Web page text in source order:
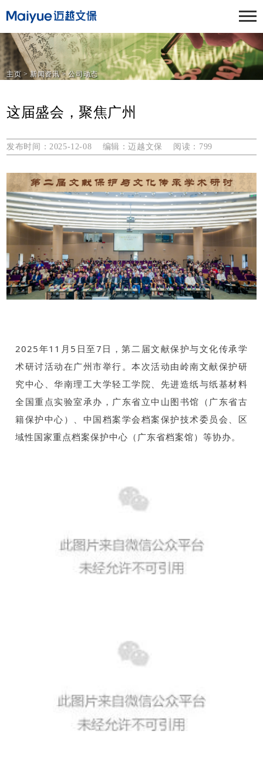
主页 >新闻资讯>公司动态
这届盛会，聚焦广州
发布时间：2025-12-08 编辑：迈越文保 阅读： 799
2025年11月5日至7日，第二届文献保护与文化传承学
术研讨活动在广州市举行。本次活动由岭南文献保护研
究中心、华南理工大学轻工学院、先进造纸与纸基材料
全国重点实验室承办，广东省立中山图书馆（广东省古
籍保护中心）、中国档案学会档案保护技术委员会、区
域性国家重点档案保护中心（广东省档案馆）等协办。